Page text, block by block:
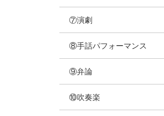
⑦演劇
⑧手話パフォーマンス
⑨弁論
⑩吹奏楽